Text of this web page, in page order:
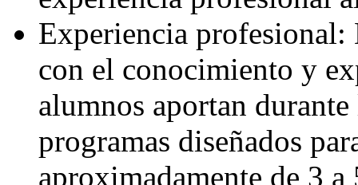
Experiencia
con el conocimiento y
alumnos aportan
programas diseñados
aproximadamente de 3